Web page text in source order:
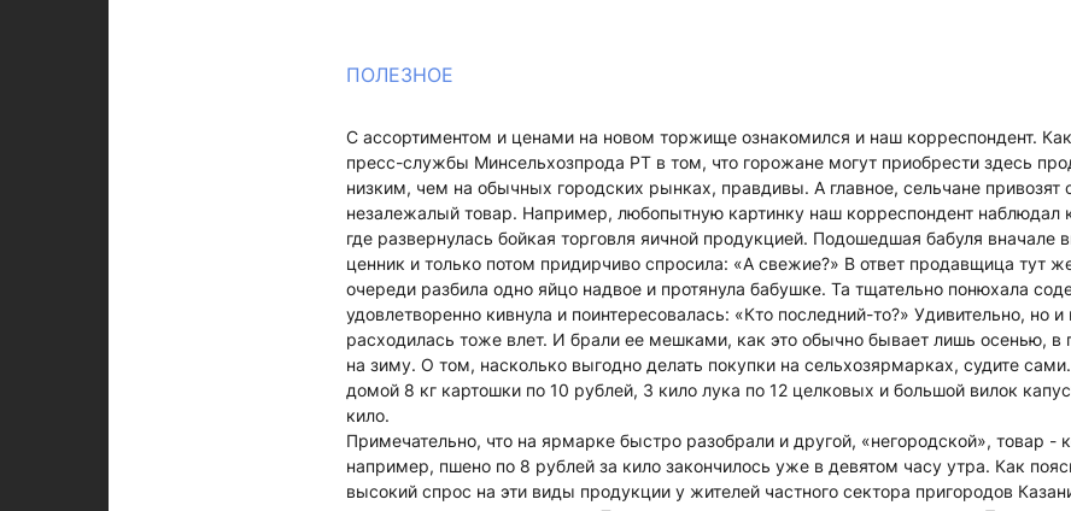
ПОЛЕЗНОЕ
С ассортиментом и ценами на новом торжище ознакомился и наш корреспондент.
пресс-службы Минсельхозпрода РТ в том, что горожане могут приобрести здесь
низким, чем на обычных городских рынках, правдивы. А главное, сельчане привозят
незалежалый товар. Например, любопытную картинку наш корреспондент наблюдал
где развернулась бойкая торговля яичной продукцией. Подошедшая бабуля вначале
ценник и только потом придирчиво спросила: «А свежие?» В ответ продавщица тут
очереди разбила одно яйцо надвое и протянула бабушке. Та тщательно понюхала
удовлетворенно кивнула и поинтересовалась: «Кто последний-то?» Удивительно, но
расходилась тоже влет. И брали ее мешками, как это обычно бывает лишь осенью, в
на зиму. О том, насколько выгодно делать покупки на сельхозярмарках, судите
домой 8 кг картошки по 10 рублей, 3 кило лука по 12 целковых и большой вилок
кило.
Примечательно, что на ярмарке быстро разобрали и другой, «негородской», товар -
например, пшено по 8 рублей за кило закончилось уже в девятом часу утра. Как
высокий спрос на эти виды продукции у жителей частного сектора пригородов